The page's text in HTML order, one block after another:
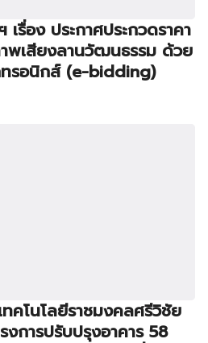
เรื่อง ประกาศประกวดราคา
พเสียงลานวัฒนธรรม ด้วย
ทรอนิกส์ (e-bidding)
คโนโลยีราชมงคลศรีวิชัย
งการปรับปรุงอาคาร 58